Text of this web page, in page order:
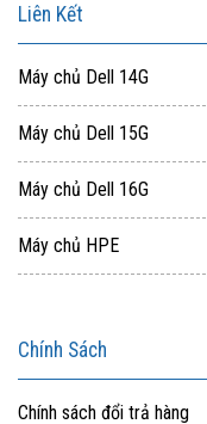
Liên Kết
Máy chủ Dell 14G
Máy chủ Dell 15G
Máy chủ Dell 16G
Máy chủ HPE
Chính Sách
Chính sách đổi trả hàng